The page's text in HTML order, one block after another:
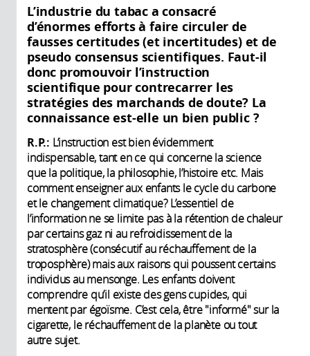
L’industrie du tabac a consacré
d’énormes efforts à faire circuler de
fausses certitudes (et incertitudes) et de
pseudo consensus scientifiques. Faut-il
donc promouvoir l’instruction
scientifique pour contrecarrer les
stratégies des marchands de doute? La
connaissance est-elle un bien public ?
R.P.: L’instruction est bien évidemment
indispensable, tant en ce qui concerne la science
que la politique, la philosophie, l’histoire etc. Mais
comment enseigner aux enfants le cycle du carbone
et le changement climatique? L’essentiel de
l’information ne se limite pas à la rétention de chaleur
par certains gaz ni au refroidissement de la
stratosphère (consécutif au réchauffement de la
troposphère) mais aux raisons qui poussent certains
individus au mensonge. Les enfants doivent
comprendre qu’il existe des gens cupides, qui
mentent par égoïsme. C’est cela, être "informé" sur la
cigarette, le réchauffement de la planète ou tout
autre sujet.